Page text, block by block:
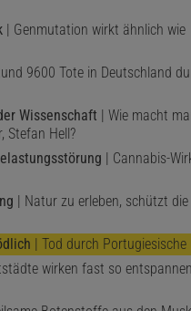
| Genmutation wirkt ähnlich wie
9600 Tote in Deutschland
Wissenschaft | Wie macht
Stefan Hell?
| Cannabis-
| Natur zu erleben, schützt
| Tod durch Portugiesische
wirken fast so